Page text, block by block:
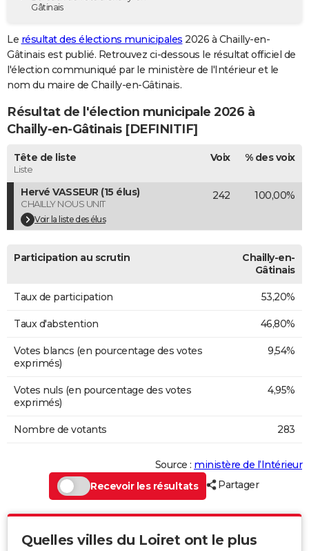
Destinations
City break
Voyage nature
Voyage de noces
Forum
GUIDES D'ACHAT
BONS PLANS
Carte de Noël
Carte Bonne année
Carte Saint-Valentin
Carte Pâques
Carte d'anniversaire
DICTIONNAIRE
Dictionnaire
Biographies
Citations
Expressions
Proverbes
PROGRAMME TV
COPAINS D'AVANT
S'inscrire
Se connecter
Lycées
Collèges
Primaires
Universités
Entreprises
Service militaire
Avis de recherche
AVIS DE DÉCÈS
Bricolage
Television
Gâtinais
Le résultat des élections municipales 2026 à Chailly-en-
Gâtinais est publié. Retrouvez ci-dessous le résultat officiel de
l'élection communiqué par le ministère de l'Intérieur et le
nom du maire de Chailly-en-Gâtinais.
Résultat de l'élection municipale 2026 à
Chailly-en-Gâtinais [DEFINITIF]
Tête de liste
Liste
Voix % des voix
Hervé VASSEUR (15 élus)
CHAILLY NOUS UNIT
Voir la liste des élus
242 100,00%
Participation au scrutin
Chailly-en-
Gâtinais
Taux de participation 53,20%
Taux d'abstention 46,80%
Votes blancs (en pourcentage des votes
exprimés)
9,54%
Votes nuls (en pourcentage des votes
exprimés)
4,95%
Nombre de votants 283
Source : ministère de l’Intérieur
Recevoir les résultats
Partager
Quelles villes du Loiret ont le plus